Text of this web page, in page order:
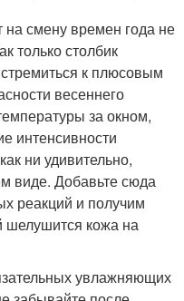
на смену времен года не
только столбик
к плюсовым
весеннего
за окном,
интенсивности
ни удивительно,
виде. Добавьте сюда
реакций и получим
шелушится кожа на
увлажняющих